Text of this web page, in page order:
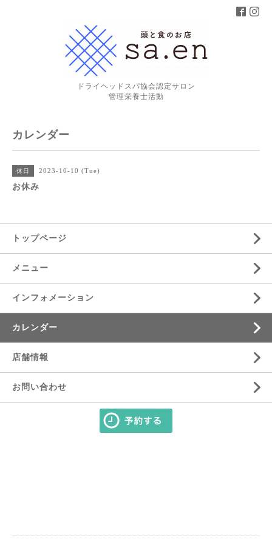
ドライヘッドスパ協会認定サロン
管理栄養士活動
カレンダー
休日 2023-10-10 (Tue)
お休み
トップページ
メニュー
インフォメーション
カレンダー
店舗情報
お問い合わせ